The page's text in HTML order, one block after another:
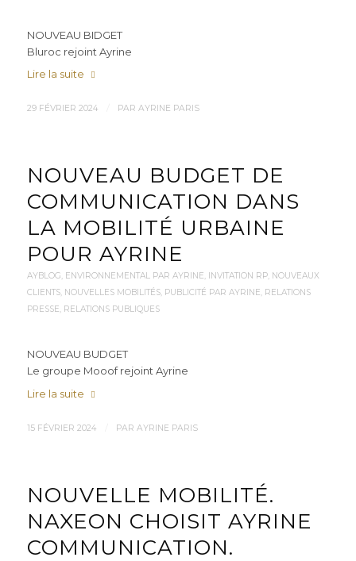
NOUVEAU BIDGET
Bluroc rejoint Ayrine
Lire la suite
29 FÉVRIER 2024 PAR AYRINE PARIS
NOUVEAU BUDGET DE
COMMUNICATION DANS
LA MOBILITÉ URBAINE
POUR AYRINE
AYBLOG, ENVIRONNEMENTAL PAR AYRINE, INVITATION RP, NOUVEAUX
CLIENTS, NOUVELLES MOBILITÉS, PUBLICITÉ PAR AYRINE, RELATIONS
PRESSE, RELATIONS PUBLIQUES
NOUVEAU BUDGET
Le groupe Mooof rejoint Ayrine
Lire la suite
15 FÉVRIER 2024 PAR AYRINE PARIS
NOUVELLE MOBILITÉ.
NAXEON CHOISIT AYRINE
COMMUNICATION.